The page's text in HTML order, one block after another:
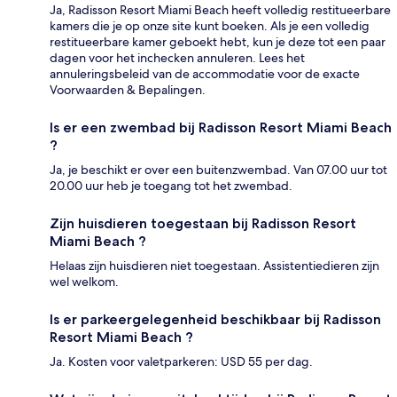
Ja, Radisson Resort Miami Beach heeft volledig restitueerbare
kamers die je op onze site kunt boeken. Als je een volledig
restitueerbare kamer geboekt hebt, kun je deze tot een paar
dagen voor het inchecken annuleren. Lees het
annuleringsbeleid van de accommodatie voor de exacte
Voorwaarden & Bepalingen.
Is er een zwembad bij Radisson Resort Miami Beach
?
Ja, je beschikt er over een buitenzwembad. Van 07.00 uur tot
20.00 uur heb je toegang tot het zwembad.
Zijn huisdieren toegestaan bij Radisson Resort
Miami Beach ?
Helaas zijn huisdieren niet toegestaan. Assistentiedieren zijn
wel welkom.
Is er parkeergelegenheid beschikbaar bij Radisson
Resort Miami Beach ?
Ja. Kosten voor valetparkeren: USD 55 per dag.